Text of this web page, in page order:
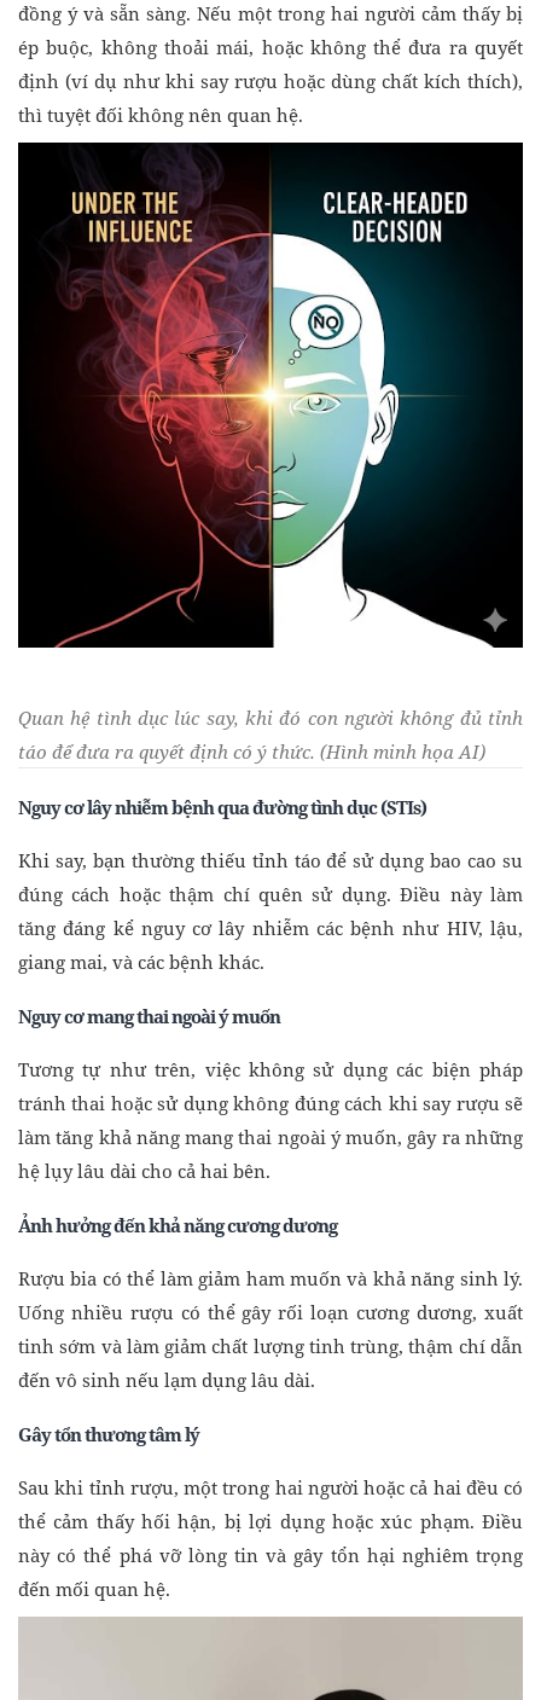
đồng ý và sẵn sàng. Nếu một trong hai người cảm thấy bị
ép buộc, không thoải mái, hoặc không thể đưa ra quyết
định (ví dụ như khi say rượu hoặc dùng chất kích thích),
thì tuyệt đối không nên quan hệ.
Quan hệ tình dục lúc say, khi đó con người không đủ tỉnh
táo để đưa ra quyết định có ý thức. (Hình minh họa AI)
Nguy cơ lây nhiễm bệnh qua đường tình dục (STIs)
Khi say, bạn thường thiếu tỉnh táo để sử dụng bao cao su
đúng cách hoặc thậm chí quên sử dụng. Điều này làm
tăng đáng kể nguy cơ lây nhiễm các bệnh như HIV, lậu,
giang mai, và các bệnh khác.
Nguy cơ mang thai ngoài ý muốn
Tương tự như trên, việc không sử dụng các biện pháp
tránh thai hoặc sử dụng không đúng cách khi say rượu sẽ
làm tăng khả năng mang thai ngoài ý muốn, gây ra những
hệ lụy lâu dài cho cả hai bên.
Ảnh hưởng đến khả năng cương dương
Rượu bia có thể làm giảm ham muốn và khả năng sinh lý.
Uống nhiều rượu có thể gây rối loạn cương dương, xuất
tinh sớm và làm giảm chất lượng tinh trùng, thậm chí dẫn
đến vô sinh nếu lạm dụng lâu dài.
Gây tổn thương tâm lý
Sau khi tỉnh rượu, một trong hai người hoặc cả hai đều có
thể cảm thấy hối hận, bị lợi dụng hoặc xúc phạm. Điều
này có thể phá vỡ lòng tin và gây tổn hại nghiêm trọng
đến mối quan hệ.